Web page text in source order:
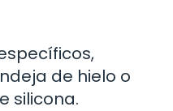
de hielo o
silicona.